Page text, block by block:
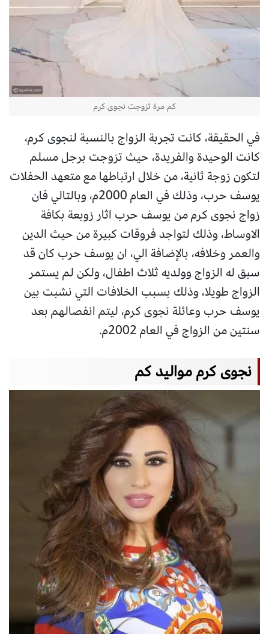
كم مرة تزوجت نجوى كرم
في الحقيقة، كانت تجربة الزواج بالنسبة لنجوى كرم،
كانت الوحيدة والفريدة، حيث تزوجت برجل مسلم
لتكون زوجة ثانية، من خلال ارتباطها مع متعهد الحفلات
يوسف حرب، وذلك في العام 2000م، وبالتالي فان
زواج نجوى كرم من يوسف حرب اثار زوبعة بكافة
الاوساط، وذلك لتواجد فروقات كبيرة من حيث الدين
والعمر وخلافه، بالإضافة الي، ان يوسف حرب كان قد
سبق له الزواج وولديه ثلاث اطفال، ولكن لم يستمر
الزواج طويلا، وذلك بسبب الخلافات التي نشبت بين
يوسف حرب وعائلة نجوى كرم، ليتم انفصالهم بعد
سنتين من الزواج في العام 2002م.
نجوى كرم مواليد كم